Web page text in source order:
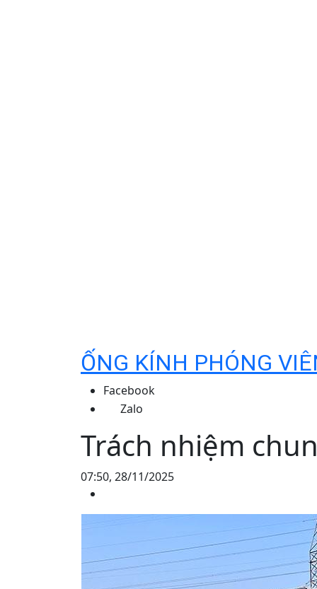
ỐNG KÍNH PHÓNG
Facebook
Zalo
Trách nhiệm
07:50, 28/11/2025